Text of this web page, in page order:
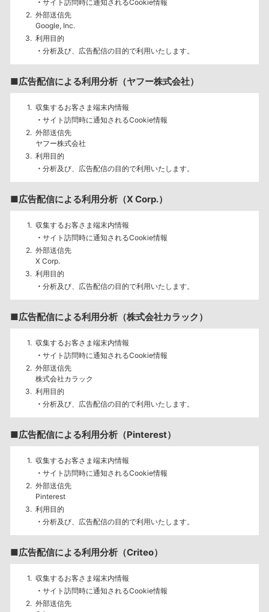
サイト訪問時に通知されるCookie情報
外部送信先
Google, Inc.
利用目的
分析及び、広告配信の目的で利用いたします。
■広告配信による利用分析（ヤフー株式会社）
収集するお客さま端末内情報
サイト訪問時に通知されるCookie情報
外部送信先
ヤフー株式会社
利用目的
分析及び、広告配信の目的で利用いたします。
■広告配信による利用分析（X Corp.）
収集するお客さま端末内情報
サイト訪問時に通知されるCookie情報
外部送信先
X Corp.
利用目的
分析及び、広告配信の目的で利用いたします。
■広告配信による利用分析（株式会社カラック）
収集するお客さま端末内情報
サイト訪問時に通知されるCookie情報
外部送信先
株式会社カラック
利用目的
分析及び、広告配信の目的で利用いたします。
■広告配信による利用分析（Pinterest）
収集するお客さま端末内情報
サイト訪問時に通知されるCookie情報
外部送信先
Pinterest
利用目的
分析及び、広告配信の目的で利用いたします。
■広告配信による利用分析（Criteo）
収集するお客さま端末内情報
サイト訪問時に通知されるCookie情報
外部送信先